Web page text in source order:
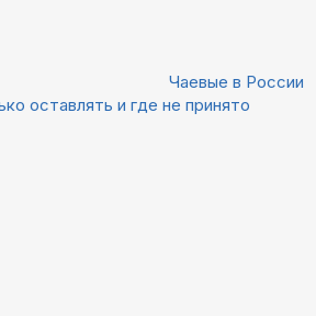
Чаевые в России
оставлять и где не принято